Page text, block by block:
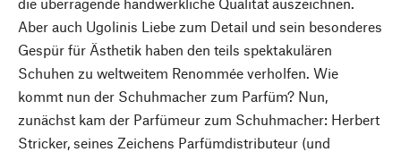
Aber auch Ugolinis Liebe zum Detail und sein besonderes
Gespür für Ästhetik haben den teils spektakulären
Schuhen zu weltweitem Renommée verholfen. Wie
kommt nun der Schuhmacher zum Parfüm? Nun,
zunächst kam der Parfümeur zum Schuhmacher: Herbert
Stricker, seines Zeichens Parfümdistributeur (und